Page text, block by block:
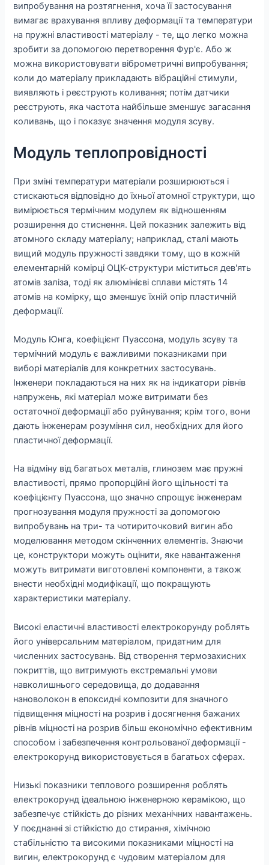
випробування на розтягнення, хоча її застосування
вимагає врахування впливу деформації та температури
на пружні властивості матеріалу - те, що легко можна
зробити за допомогою перетворення Фур'є. Або ж
можна використовувати віброметричні випробування;
коли до матеріалу прикладають вібраційні стимули,
виявляють і реєструють коливання; потім датчики
реєструють, яка частота найбільше зменшує загасання
коливань, що і показує значення модуля зсуву.
Модуль теплопровідності
При зміні температури матеріали розширюються і
стискаються відповідно до їхньої атомної структури, що
вимірюється термічним модулем як відношенням
розширення до стиснення. Цей показник залежить від
атомного складу матеріалу; наприклад, сталі мають
вищий модуль пружності завдяки тому, що в кожній
елементарній комірці ОЦК-структури міститься дев'ять
атомів заліза, тоді як алюмінієві сплави містять 14
атомів на комірку, що зменшує їхній опір пластичній
деформації.
Модуль Юнга, коефіцієнт Пуассона, модуль зсуву та
термічний модуль є важливими показниками при
виборі матеріалів для конкретних застосувань.
Інженери покладаються на них як на індикатори рівнів
напружень, які матеріал може витримати без
остаточної деформації або руйнування; крім того, вони
дають інженерам розуміння сил, необхідних для його
пластичної деформації.
На відміну від багатьох металів, глинозем має пружні
властивості, прямо пропорційні його щільності та
коефіцієнту Пуассона, що значно спрощує інженерам
прогнозування модуля пружності за допомогою
випробувань на три- та чотириточковий вигин або
моделювання методом скінченних елементів. Знаючи
це, конструктори можуть оцінити, яке навантаження
можуть витримати виготовлені компоненти, а також
внести необхідні модифікації, що покращують
характеристики матеріалу.
Високі еластичні властивості електрокорунду роблять
його універсальним матеріалом, придатним для
численних застосувань. Від створення термозахисних
покриттів, що витримують екстремальні умови
навколишнього середовища, до додавання
нановолокон в епоксидні композити для значного
підвищення міцності на розрив і досягнення бажаних
рівнів міцності на розрив більш економічно ефективним
способом і забезпечення контрольованої деформації -
електрокорунд використовується в багатьох сферах.
Низькі показники теплового розширення роблять
електрокорунд ідеальною інженерною керамікою, що
забезпечує стійкість до різних механічних навантажень.
У поєднанні зі стійкістю до стирання, хімічною
стабільністю та високими показниками міцності на
вигин, електрокорунд є чудовим матеріалом для